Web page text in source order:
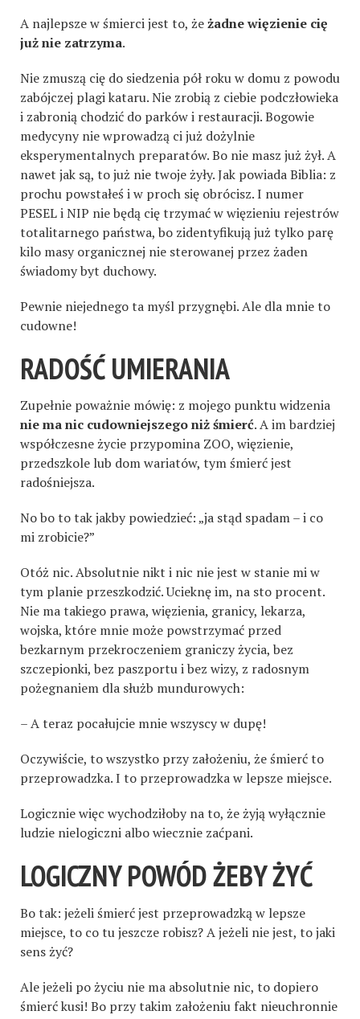
A najlepsze w śmierci jest to, żeżadne więzienie cię
już nie zatrzyma.
Nie zmuszą cię do siedzenia pół roku w domu z powodu
zabójczej plagi kataru. Nie zrobią z ciebie podczłowieka
i zabronią chodzić do parków i restauracji. Bogowie
medycyny nie wprowadzą ci już dożylnie
eksperymentalnych preparatów. Bo nie masz już żył. A
nawet jak są, to już nie twoje żyły. Jak powiada Biblia: z
prochu powstałeś i w proch się obrócisz. I numer
PESEL i NIP nie będą cię trzymać w więzieniu rejestrów
totalitarnego państwa, bo zidentyfikują już tylko parę
kilo masy organicznej nie sterowanej przez żaden
świadomy byt duchowy.
Pewnie niejednego ta myśl przygnębi. Ale dla mnie to
cudowne!
RADOŚĆ UMIERANIA
Zupełnie poważnie mówię: z mojego punktu widzenia
nie ma nic cudowniejszego niż śmierć. A im bardziej
współczesne życie przypomina ZOO, więzienie,
przedszkole lub dom wariatów, tym śmierć jest
radośniejsza.
No bo to tak jakby powiedzieć: „ja stąd spadam – i co
mi zrobicie?”
Otóż nic. Absolutnie nikt i nic nie jest w stanie mi w
tym planie przeszkodzić. Ucieknę im, na sto procent.
Nie ma takiego prawa, więzienia, granicy, lekarza,
wojska, które mnie może powstrzymać przed
bezkarnym przekroczeniem graniczy życia, bez
szczepionki, bez paszportu i bez wizy, z radosnym
pożegnaniem dla służb mundurowych:
– A teraz pocałujcie mnie wszyscy w dupę!
Oczywiście, to wszystko przy założeniu, że śmierć to
przeprowadzka. I to przeprowadzka w lepsze miejsce.
Logicznie więc wychodziłoby na to, że żyją wyłącznie
ludzie nielogiczni albo wiecznie zaćpani.
LOGICZNY POWÓD ŻEBY ŻYĆ
Bo tak: jeżeli śmierć jest przeprowadzką w lepsze
miejsce, to co tu jeszcze robisz? A jeżeli nie jest, to jaki
sens żyć?
Ale jeżeli po życiu nie ma absolutnie nic, to dopiero
śmierć kusi! Bo przy takim założeniu fakt nieuchronnie